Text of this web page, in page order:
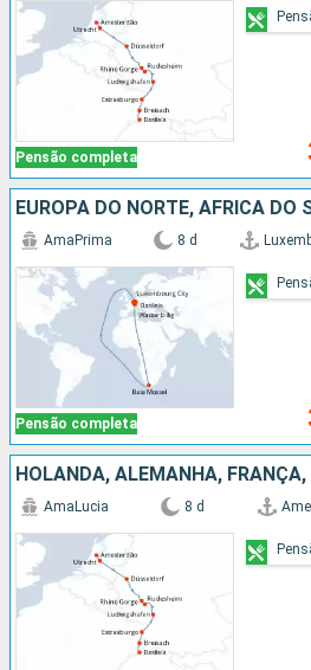
Pensão completa
Pensão completa
AmaPrima 8 d
HOLANDA, ALEMANHA, FRANÇA,
AmaLucia 8 d